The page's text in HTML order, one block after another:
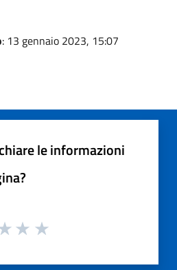
: 13 gennaio 2023, 15:07
le informazioni